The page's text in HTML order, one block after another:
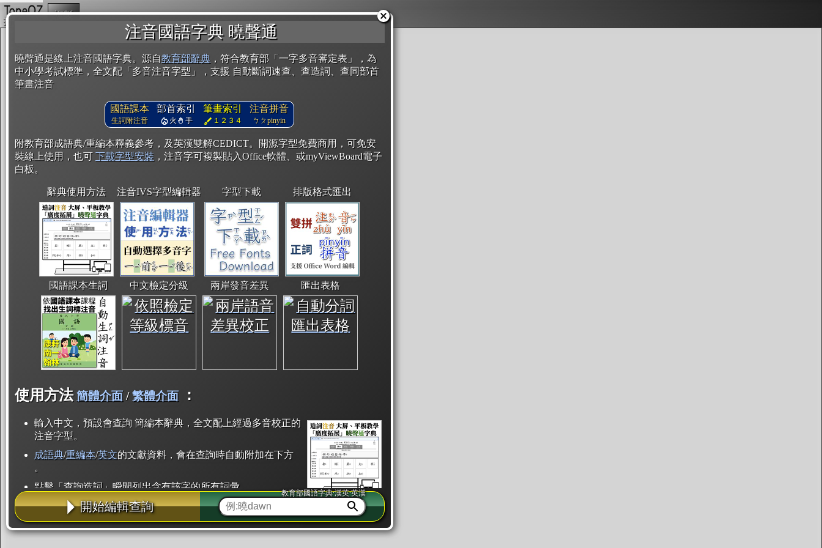
注音國語字典 曉聲通
曉聲通是線上注音國語字典。源自教育部辭典 ，符合教育部「一字多音審定表」，為
中小學考試標準，全文配「多音注音字型」，支援 自動斷詞速查、查造詞、查同部首
筆畫注音
國語課本
生詞附注音
部首索引
火 手
筆畫索引
１２３４
注音拼音
ㄅㄆpinyin
附教育部成語典/重編本釋義參考，及英漢雙解CEDICT。開源字型免費商用，可免安
裝線上使用，也可 下載字型安裝 ，注音字可複製貼入Office軟體、或myViewBoard電子
白板。
辭典使用方法 注音IVS字型編輯器 字型下載 排版格式匯出
國語課本生詞 中文檢定分級 兩岸發音差異 匯出表格
使用方法 簡體介面/繁體介面 ：
輸入中文，預設會查詢 簡編本辭典，全文配上經過多音校正的
注音字型。
成語典/重編本/英文的文獻資料，會在查詢時自動附加在下方
。
點擊「查詢造詞」瞬間列出含有該字的所有詞彙。
點「部首」瞬間列出所有「同部首字」。也支援查詢「同注音」或「同筆畫」。
辭典解釋的全文都經過自動斷詞，點擊便可瞬間「連續查詢」此字詞的解釋，不
用手動重複輸入。
開始編輯查詢
教育部國語字典·漢英·英漢
複製